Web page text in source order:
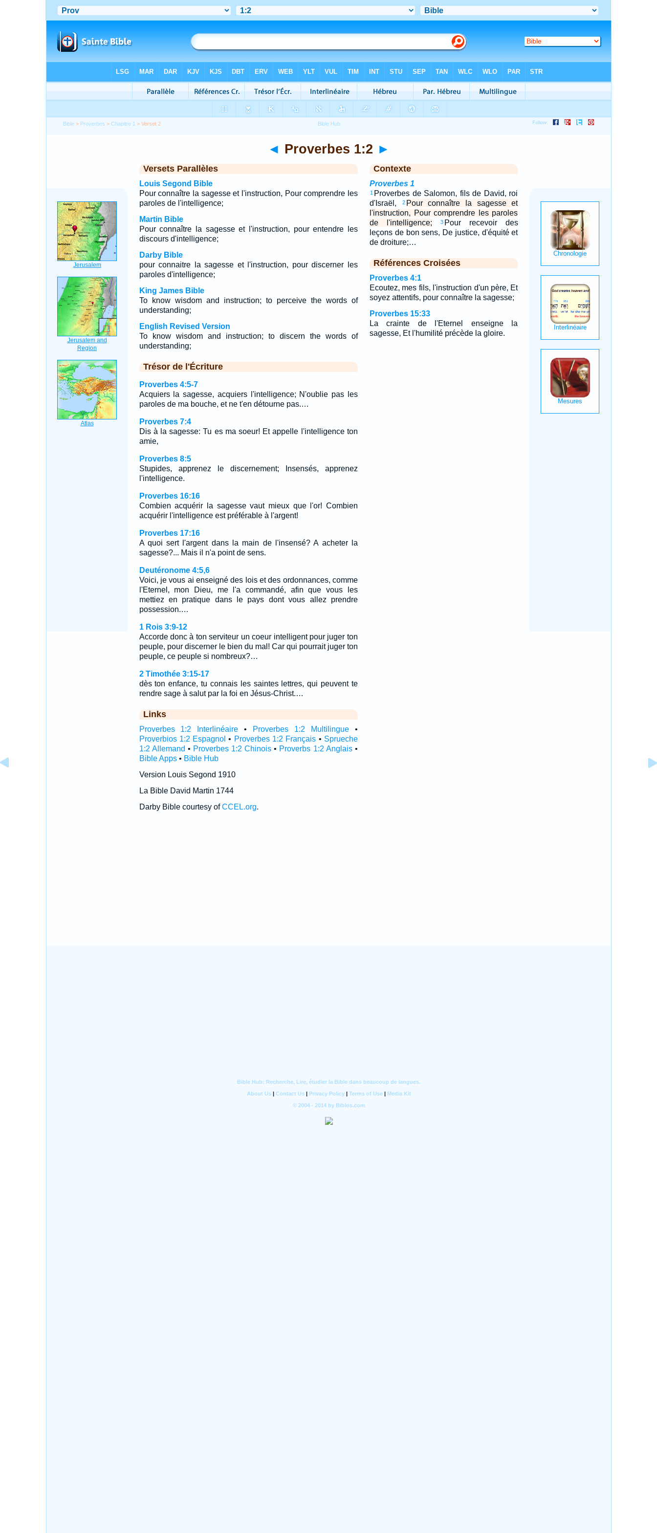
Bible > Proverbes >Chapitre 1 > Verset 2
◄ Proverbes 1:2 ►
Versets Parallèles
Louis Segond Bible
Pour connaître la sagesse et l'instruction, Pour comprendre les
paroles de l'intelligence;
Martin Bible
Pour connaître la sagesse et l'instruction, pour entendre les
discours d'intelligence;
Darby Bible
pour connaitre la sagesse et l'instruction, pour discerner les
paroles d'intelligence;
King James Bible
To know wisdom and instruction; to perceive the words of
understanding;
English Revised Version
To know wisdom and instruction; to discern the words of
understanding;
Trésor de l'Écriture
Proverbes 4:5-7
Acquiers la sagesse, acquiers l'intelligence; N'oublie pas les
paroles de ma bouche, et ne t'en détourne pas.…
Proverbes 7:4
Dis à la sagesse: Tu es ma soeur! Et appelle l'intelligence ton
amie,
Proverbes 8:5
Stupides, apprenez le discernement; Insensés, apprenez
l'intelligence.
Proverbes 16:16
Combien acquérir la sagesse vaut mieux que l'or! Combien
acquérir l'intelligence est préférable à l'argent!
Proverbes 17:16
A quoi sert l'argent dans la main de l'insensé? A acheter la
sagesse?... Mais il n'a point de sens.
Deutéronome 4:5,6
Voici, je vous ai enseigné des lois et des ordonnances, comme
l'Eternel, mon Dieu, me l'a commandé, afin que vous les
mettiez en pratique dans le pays dont vous allez prendre
possession.…
1 Rois 3:9-12
Accorde donc à ton serviteur un coeur intelligent pour juger ton
peuple, pour discerner le bien du mal! Car qui pourrait juger ton
peuple, ce peuple si nombreux?…
2 Timothée 3:15-17
dès ton enfance, tu connais les saintes lettres, qui peuvent te
rendre sage à salut par la foi en Jésus-Christ.…
Links
Proverbes 1:2 Interlinéaire • Proverbes 1:2 Multilingue •
Proverbios 1:2 Espagnol • Proverbes 1:2 Français • Sprueche
1:2 Allemand • Proverbes 1:2 Chinois • Proverbs 1:2 Anglais•
Bible Apps• Bible Hub
Version Louis Segond 1910
La Bible David Martin 1744
Darby Bible courtesy ofCCEL.org.
Contexte
Proverbes 1
1 Proverbes de Salomon, fils de David, roi
d'Israël,
2 Pour connaître la sagesse et
l'instruction, Pour comprendre les paroles
de l'intelligence;
3 Pour recevoir des
leçons de bon sens, De justice, d'équité et
de droiture;…
Références Croisées
Proverbes 4:1
Ecoutez, mes fils, l'instruction d'un père, Et
soyez attentifs, pour connaître la sagesse;
Proverbes 15:33
La crainte de l'Eternel enseigne la
sagesse, Et l'humilité précède la gloire.